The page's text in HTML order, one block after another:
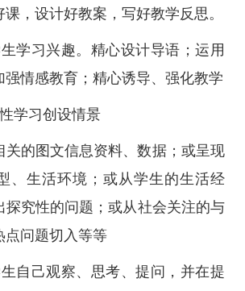
，设计好教案，写好教学反思。
学习兴趣。精心设计导语；运用
强情感教育；精心诱导、强化教学
学习创设情景
关的图文信息资料、数据；或呈现
、生活环境；或从学生的生活经
探究性的问题；或从社会关注的与
点问题切入等等
自己观察、思考、提问，并在提